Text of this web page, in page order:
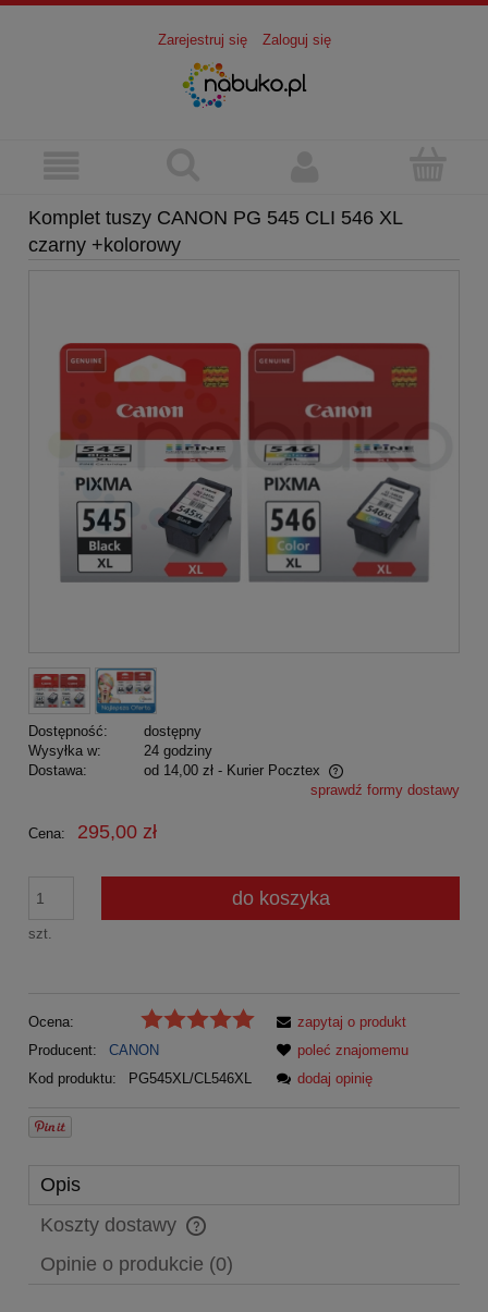
Zarejestruj się Zaloguj się
Komplet tuszy CANON PG 545 CLI 546 XL
czarny +kolorowy
Dostępność:
dostępny
Wysyłka w:
24 godziny
Dostawa:
od 14,00 zł - Kurier Pocztex
Cena nie zawiera ewentualnych kosztów płatnościsprawdź formy dostawy
Cena: 295,00 zł
szt.
do koszyka
Ocena:
Producent:
CANON
Kod produktu:
PG545XL/CL546XL
zapytaj o produkt
poleć znajomemu
dodaj opinię
Opis
Koszty dostawy
Cena nie zawiera ewentualnych kosztów płatności
Opinie o produkcie (0)